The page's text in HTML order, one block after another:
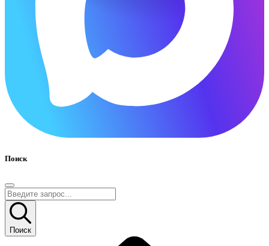
Поиск
Поиск